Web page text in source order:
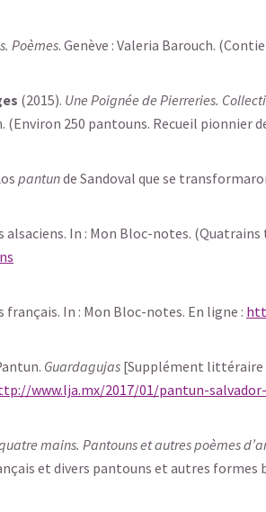
Poèmes. Genève : Valeria Barouch.
(2015). Une Poignée de Pierreries.
(Environ 250 pantouns. Recueil pionnier
pantunde Sandoval que se
alsaciens. In : Mon Bloc-notes.
français. In : Mon Bloc-notes. En ligne :
Guardagujas [Supplément littéraire
www.lja.mx/2017/01/pantun-
mains. Pantouns et autres poèmes
et divers pantouns et autres